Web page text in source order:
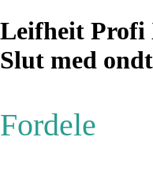
Leifheit Profi
Slut med
Fordele